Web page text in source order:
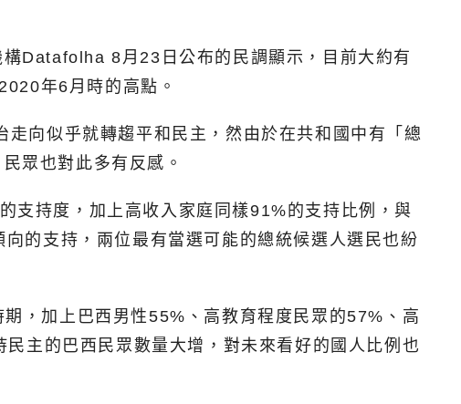
Datafolha 8月23日公布的民調顯示，目前大約有
年6月時的高點。
向似乎就轉趨平和民主，然由於在共和國中有「總
眾也對此多有反感。
支持度，加上高收入家庭同樣91%的支持比例，與
的支持，兩位最有當選可能的總統候選人選民也紛
，加上巴西男性55%、高教育程度民眾的57%、高
主的巴西民眾數量大增，對未來看好的國人比例也